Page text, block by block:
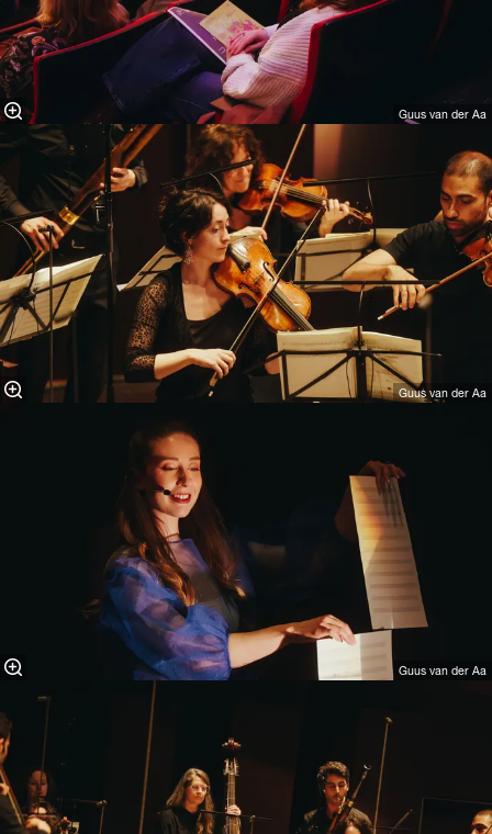
Guus van der Aa
Guus van der Aa
Guus van der Aa